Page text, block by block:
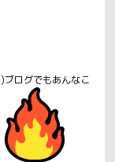
ログでもあんなこ